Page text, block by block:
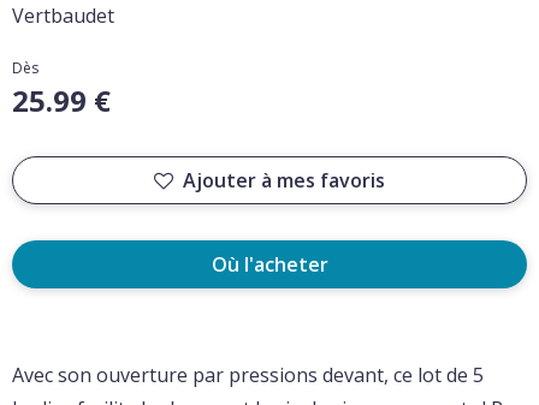
Vertbaudet
Dès
25.99 €
Ajouter à mes favoris
Où l'acheter
Avec son ouverture par pressions devant, ce lot de 5